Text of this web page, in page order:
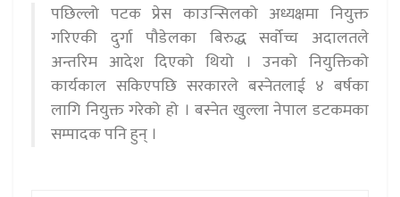
पछिल्लो पटक प्रेस काउन्सिलको अध्यक्षमा नियुक्त
गरिएकी दुर्गा पौडेलका बिरुद्ध सर्वोच्च अदालतले
अन्तरिम आदेश दिएको थियो । उनको नियुक्तिको
कार्यकाल सकिएपछि सरकारले बस्नेतलाई ४ बर्षका
लागि नियुक्त गरेको हो । बस्नेत खुल्ला नेपाल डटकमका
सम्पादक पनि हुन् ।